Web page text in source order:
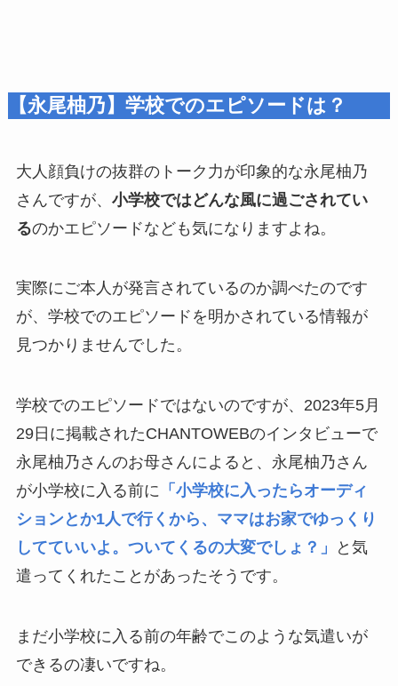
【永尾柚乃】学校でのエピソードは？
大人顔負けの抜群のトーク力が印象的な永尾柚乃
さんですが、 小学校ではどんな風に過ごされてい
るのかエピソードなども気になりますよね。
実際にご本人が発言されているのか調べたのです
が、学校でのエピソードを明かされている情報が
見つかりませんでした。
学校でのエピソードではないのですが、2023年5月
29日に掲載されたCHANTOWEBのインタビューで
永尾柚乃さんのお母さんによると、永尾柚乃さん
が小学校に入る前に 「小学校に入ったらオーディ
ションとか1人で行くから、ママはお家でゆっくり
してていいよ。ついてくるの大変でしょ？」
と気
遣ってくれたことがあったそうです。
まだ小学校に入る前の年齢でこのような気遣いが
できるの凄いですね。